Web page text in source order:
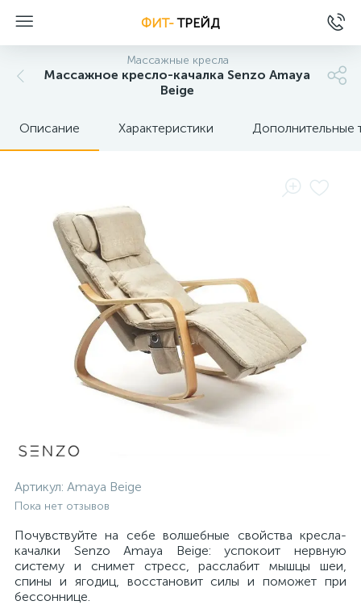
ФИТ-ТРЕЙД
Массажные кресла
Массажное кресло-качалка Senzo Amaya
Beige
Описание Характеристики Дополнительные
Артикул: Amaya Beige
Пока нет отзывов
Почувствуйте на себе волшебные свойства кресла-
качалки Senzo Amaya Beige: успокоит нервную
систему и снимет стресс, расслабит мышцы шеи,
спины и ягодиц, восстановит силы и поможет при
бессоннице.